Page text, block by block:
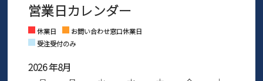
さい。
※土日祝はお問い合わせ窓口休業日となります。
Facebook Instagram
営業日カレンダー
休業日
お問い合わせ窓口休業日
受注受付のみ
2026 年8月